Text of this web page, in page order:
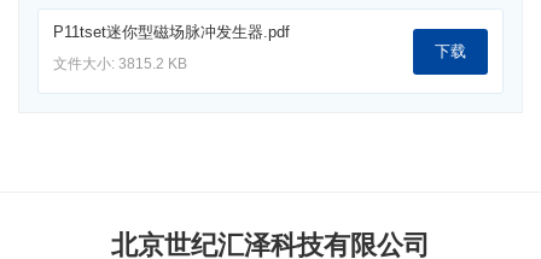
P11tset迷你型磁场脉冲发生器.pdf
文件大小: 3815.2 KB
下载
北京世纪汇泽科技有限公司